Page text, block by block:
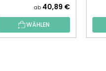
ab 40,89 €
WÄHLEN